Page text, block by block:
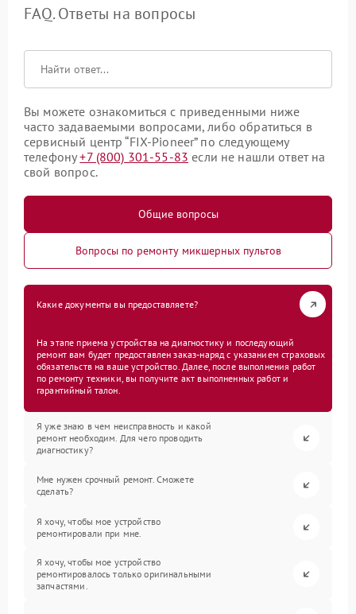
FAQ. Ответы на вопросы
Вы можете ознакомиться с приведенными ниже
часто задаваемыми вопросами, либо обратиться в
сервисный центр “FIX-Pioneer” по следующему
телефону+7 (800) 301-55-83 если не нашли ответ на
свой вопрос.
Общие вопросы
Вопросы по ремонту микшерных пультов
Какие документы вы предоставляете?
На этапе приема устройства на диагностику и последующий
ремонт вам будет предоставлен заказ-наряд с указанием страховых
обязательств на ваше устройство. Далее, после выполнения работ
по ремонту техники, вы получите акт выполненных работ и
гарантийный талон.
Я уже знаю в чем неисправность и какой
ремонт необходим. Для чего проводить
диагностику?
Мне нужен срочный ремонт. Сможете
сделать?
Я хочу, чтобы мое устройство
ремонтировали при мне.
Я хочу, чтобы мое устройство
ремонтировалось только оригинальными
запчастями.